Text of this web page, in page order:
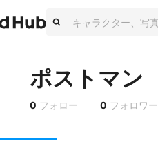
ポストマン
0 フォロー 0 フォロワー